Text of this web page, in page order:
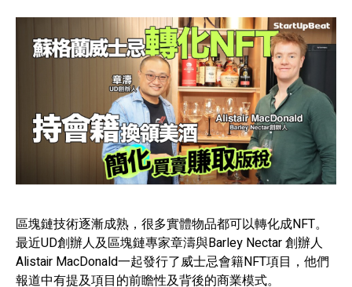
區塊鏈技術逐漸成熟，很多實體物品都可以轉化成NFT。
最近UD創辦人及區塊鏈專家章濤與Barley Nectar 創辦人
Alistair MacDonald一起發行了威士忌會籍NFT項目，他們
報道中有提及項目的前瞻性及背後的商業模式。